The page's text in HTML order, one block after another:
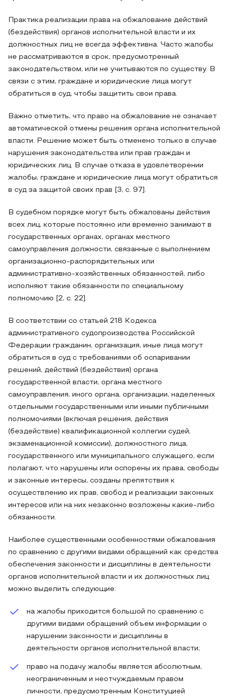
Практика реализации права на обжалование действий
(бездействия) органов исполнительной власти и их
должностных лиц не всегда эффективна. Часто жалобы
не рассматриваются в срок, предусмотренный
законодательством, или не учитываются по существу. В
связи с этим, граждане и юридические лица могут
обратиться в суд, чтобы защитить свои права.
Важно отметить, что право на обжалование не означает
автоматической отмены решения органа исполнительной
власти. Решение может быть отменено только в случае
нарушения законодательства или прав граждан и
юридических лиц. В случае отказа в удовлетворении
жалобы, граждане и юридические лица могут обратиться
в суд за защитой своих прав [3, c. 97].
В судебном порядке могут быть обжалованы действия
всех лиц, которые постоянно или временно занимают в
государственных органах, органах местного
самоуправления должности, связанные с выполнением
организационно-распорядительных или
административно-хозяйственных обязанностей, либо
исполняют такие обязанности по специальному
полномочию [2, c. 22].
В соответствии со статьей 218 Кодекса
административного судопроизводства Российской
Федерации гражданин, организация, иные лица могут
обратиться в суд с требованиями об оспаривании
решений, действий (бездействия) органа
государственной власти, органа местного
самоуправления, иного органа, организации, наделенных
отдельными государственными или иными публичными
полномочиями (включая решения, действия
(бездействие) квалификационной коллегии судей,
экзаменационной комиссии), должностного лица,
государственного или муниципального служащего, если
полагают, что нарушены или оспорены их права, свободы
и законные интересы, созданы препятствия к
осуществлению их прав, свобод и реализации законных
интересов или на них незаконно возложены какие-либо
обязанности.
Наиболее существенными особенностями обжалования
по сравнению с другими видами обращений как средства
обеспечения законности и дисциплины в деятельности
органов исполнительной власти и их должностных лиц
можно выделить следующие:
на жалобы приходится большой по сравнению с
другими видами обращений объем информации о
нарушении законности и дисциплины в
деятельности органов исполнительной власти;
право на подачу жалобы является абсолютным,
неограниченным и неотчуждаемым правом
личности, предусмотренным Конституцией